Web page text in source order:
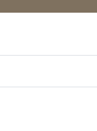
행드리고 있습니다.